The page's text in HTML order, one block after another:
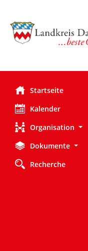
Startseite
Kalender
Organisation
Dokumente
Recherche